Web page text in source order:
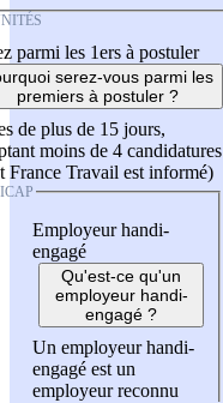
parmi les 1ers à postuler
serez-vous parmi les
premiers à postuler ?
de plus de 15 jours,
moins de 4 candidatures
France Travail est informé)
Employeur handi-
engagé
Qu'est-ce qu'un
employeur handi-
engagé ?
Un employeur handi-
engagé est un
employeur reconnu